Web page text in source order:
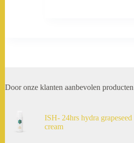
Door onze klanten aanbevolen producten
ISH- 24hrs hydra grapeseed
cream